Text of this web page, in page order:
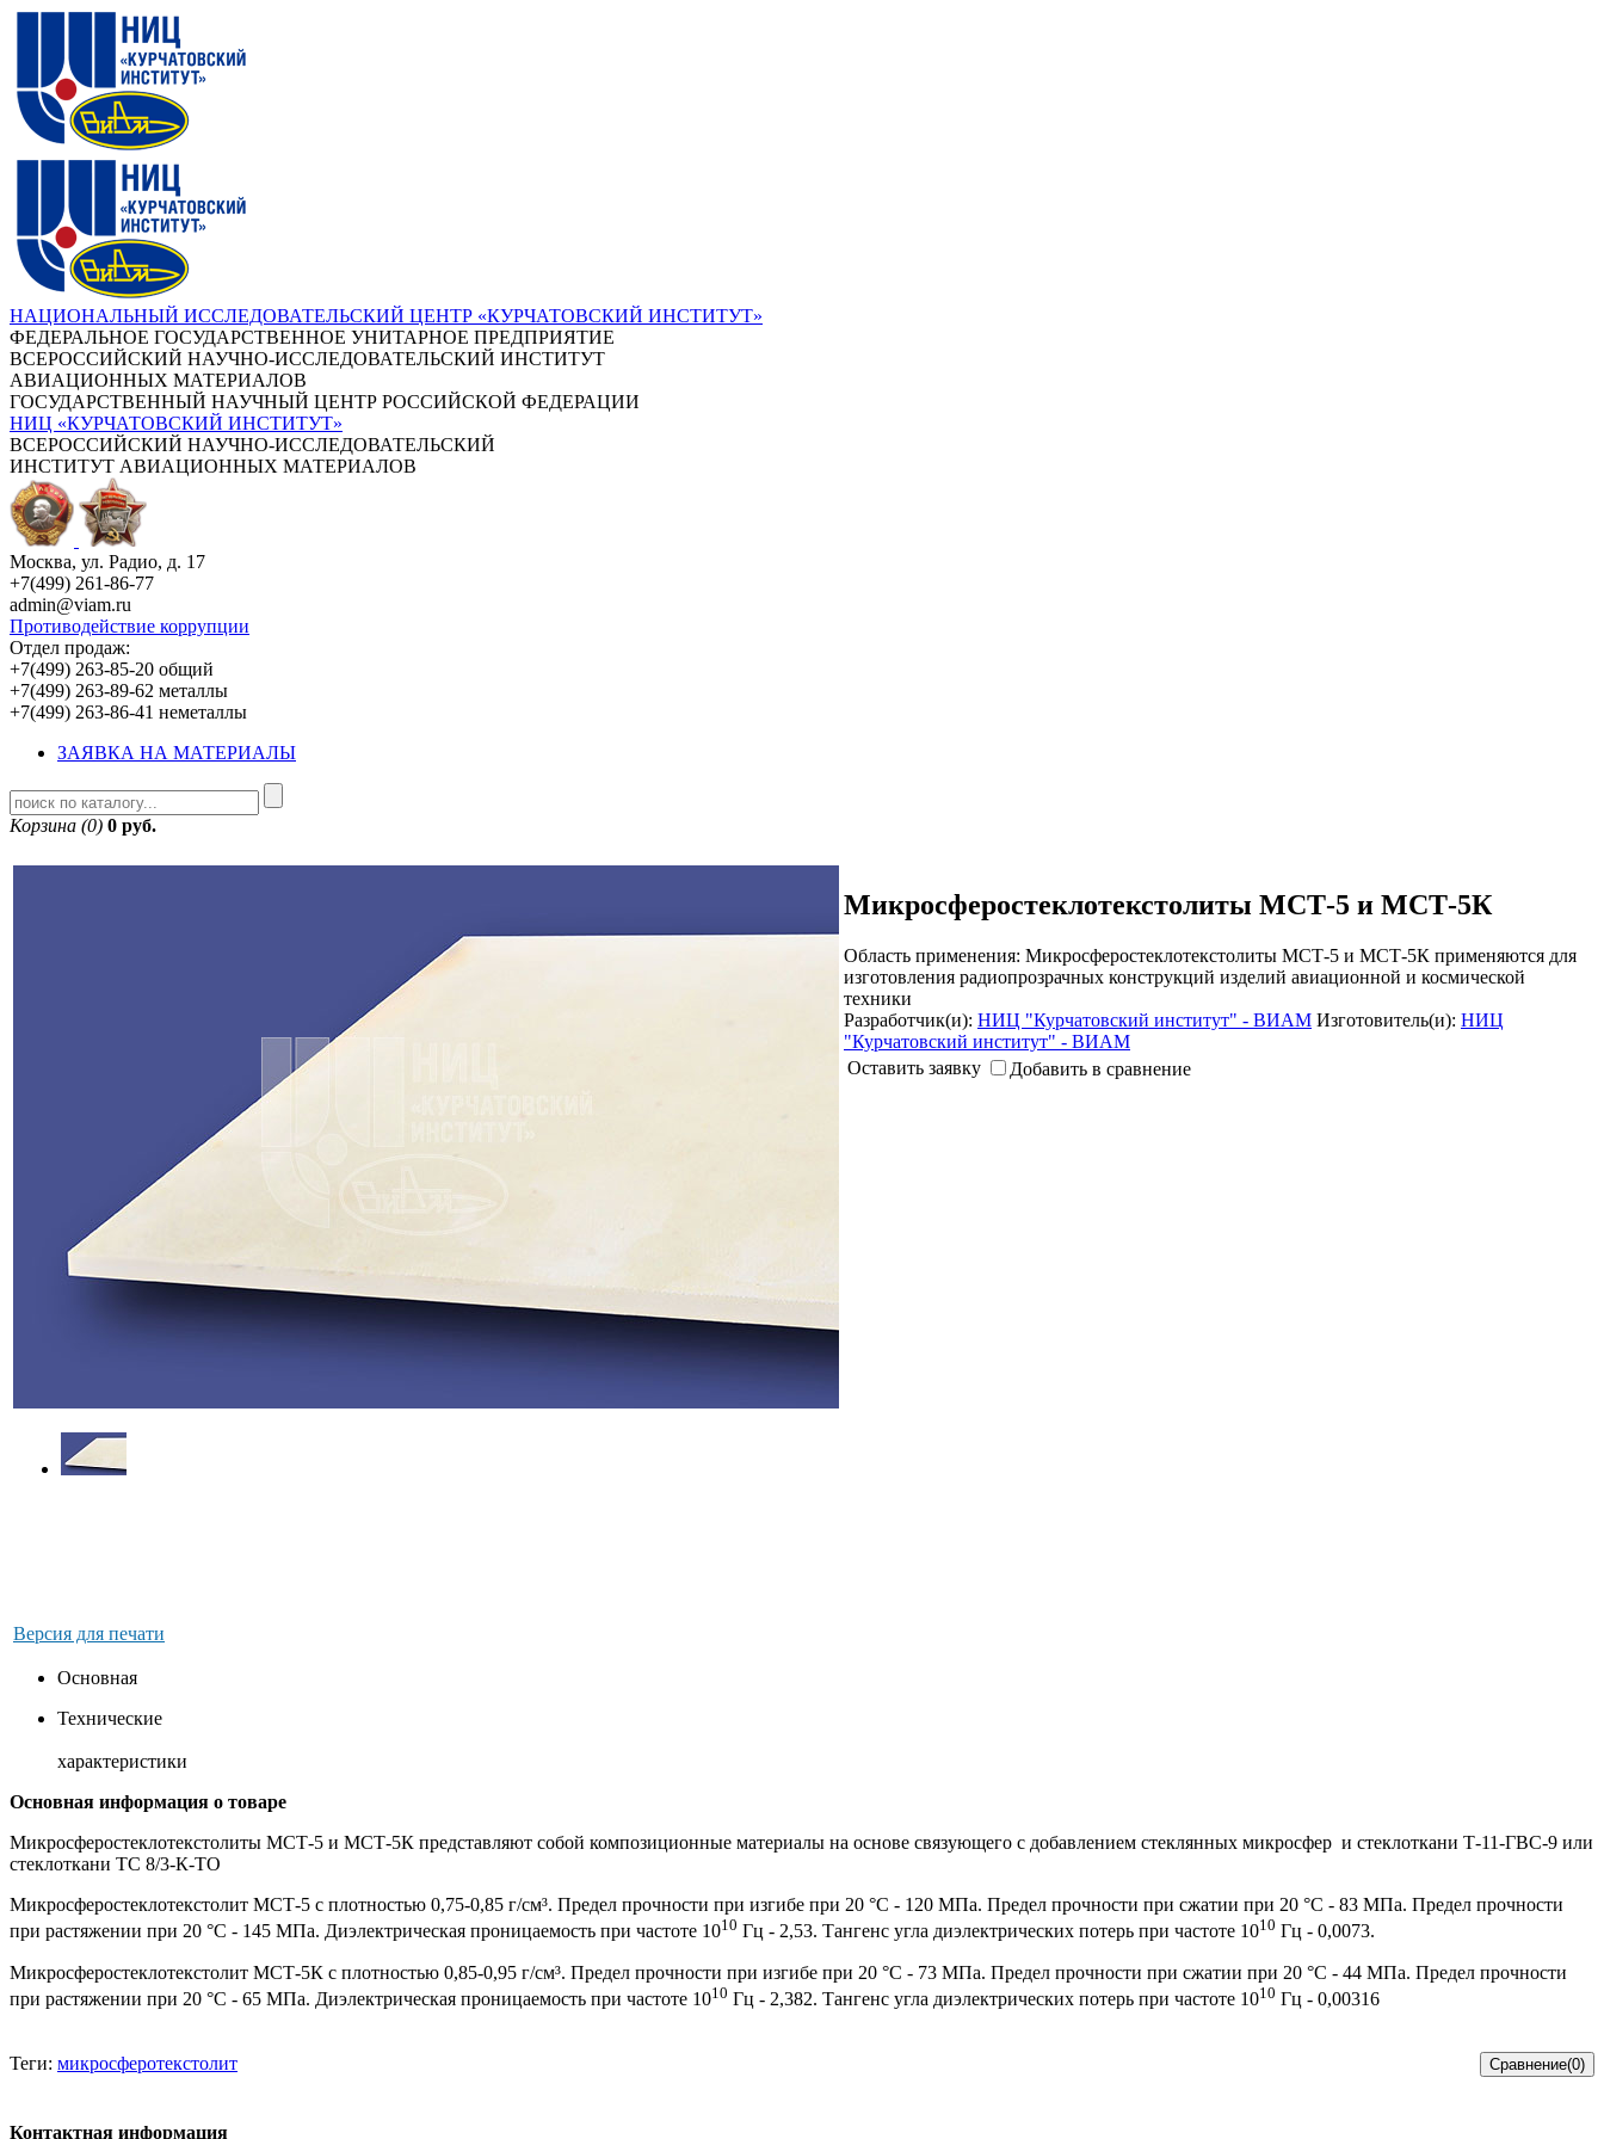
НАЦИОНАЛЬНЫЙ ИССЛЕДОВАТЕЛЬСКИЙ ЦЕНТР «КУРЧАТОВСКИЙ ИНСТИТУТ»
ФЕДЕРАЛЬНОЕ ГОСУДАРСТВЕННОЕ УНИТАРНОЕ ПРЕДПРИЯТИЕ
ВСЕРОССИЙСКИЙ НАУЧНО-ИССЛЕДОВАТЕЛЬСКИЙ ИНСТИТУТ
АВИАЦИОННЫХ МАТЕРИАЛОВ
ГОСУДАРСТВЕННЫЙ НАУЧНЫЙ ЦЕНТР РОССИЙСКОЙ ФЕДЕРАЦИИ
НИЦ «КУРЧАТОВСКИЙ ИНСТИТУТ»
ВСЕРОССИЙСКИЙ НАУЧНО-ИССЛЕДОВАТЕЛЬСКИЙ
ИНСТИТУТ АВИАЦИОННЫХ МАТЕРИАЛОВ
Москва, ул. Радио, д. 17
+7(499) 261-86-77
admin@viam.ru
Противодействие коррупции
Отдел продаж:
+7(499) 263-85-20 общий
+7(499) 263-89-62 металлы
+7(499) 263-86-41 неметаллы
ЗАЯВКА НА МАТЕРИАЛЫ
Корзина (0) 0 руб.
Версия для печати
Микросферостеклотекстолиты МСТ-5 и МСТ-5К
Область применения: Микросферостеклотекстолиты МСТ-5 и МСТ-5К применяются для
изготовления радиопрозрачных конструкций изделий авиационной и космической
техники
Разработчик(и): НИЦ "Курчатовский институт" - ВИАМ Изготовитель(и): НИЦ
"Курчатовский институт" - ВИАМ
Оставить заявку
Добавить в сравнение
Основная
Технические
характеристики
Основная информация о товаре
Микросферостеклотекстолиты МСТ-5 и МСТ-5К представляют собой композиционные материалы на основе связующего с добавлением стеклянных микросфер и стеклоткани Т-11-ГВС-9 или
стеклоткани ТС 8/3-К-ТО
Микросферостеклотекстолит МСТ-5 с плотностью 0,75-0,85 г/см³. Предел прочности при изгибе при 20 °С - 120 МПа. Предел прочности при сжатии при 20 °С - 83 МПа. Предел прочности
при растяжении при 20 °С - 145 МПа. Диэлектрическая проницаемость при частоте 1010 Гц - 2,53. Тангенс угла диэлектрических потерь при частоте 1010 Гц - 0,0073.
Микросферостеклотекстолит МСТ-5К с плотностью 0,85-0,95 г/см³. Предел прочности при изгибе при 20 °С - 73 МПа. Предел прочности при сжатии при 20 °С - 44 МПа. Предел прочности
при растяжении при 20 °С - 65 МПа. Диэлектрическая проницаемость при частоте 1010 Гц - 2,382. Тангенс угла диэлектрических потерь при частоте 1010 Гц - 0,00316
Теги: микросферотекстолит
Контактная информация